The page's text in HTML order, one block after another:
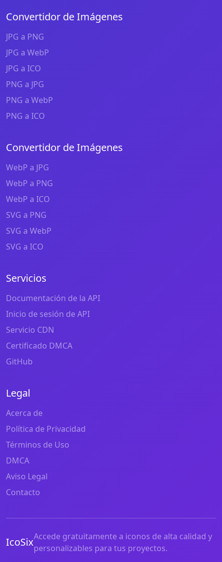
Convertidor de Imágenes
JPG a PNG
JPG a WebP
JPG a ICO
PNG a JPG
PNG a WebP
PNG a ICO
Convertidor de Imágenes
WebP a JPG
WebP a PNG
WebP a ICO
SVG a PNG
SVG a WebP
SVG a ICO
Servicios
Documentación de la API
Inicio de sesión de API
Servicio CDN
Certificado DMCA
GitHub
Legal
Acerca de
Política de Privacidad
Términos de Uso
DMCA
Aviso Legal
Contacto
IcoSixAccede gratuitamente a iconos de alta calidad y
personalizables para tus proyectos.